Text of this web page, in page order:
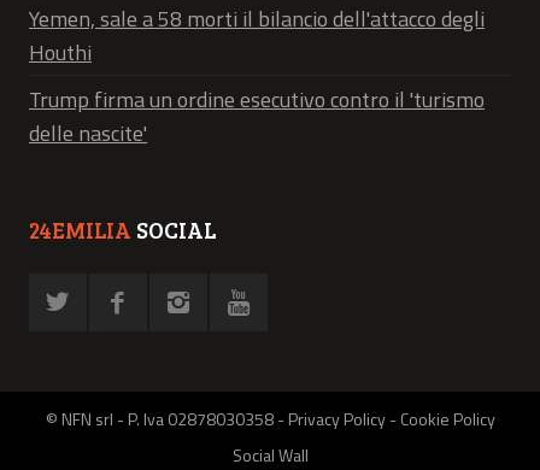
Yemen, sale a 58 morti il bilancio dell'attacco degli
Houthi
Trump firma un ordine esecutivo contro il 'turismo
delle nascite'
24EMILIA SOCIAL
© NFN srl - P. Iva 02878030358 -Privacy Policy-Cookie Policy
Social Wall